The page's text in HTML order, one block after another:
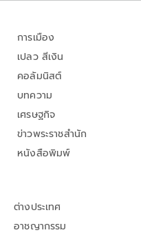
การเมือง
เปลว สีเงิน
คอลัมนิสต์
บทความ
เศรษฐกิจ
ข่าวพระราชสำนัก
หนังสือพิมพ์
ต่างประเทศ
อาชญากรรม